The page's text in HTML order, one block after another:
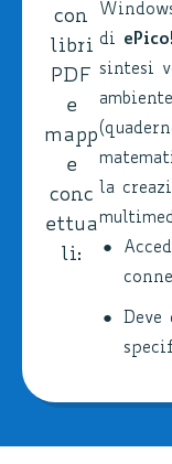
con
libri
PDF
e
mapp
e
conc
ettua
li:
di ePico!
sintesi
la
Deve